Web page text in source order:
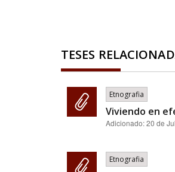
TESES
Etnografia
Viviendo en
Adicionado:20 de
Etnografia